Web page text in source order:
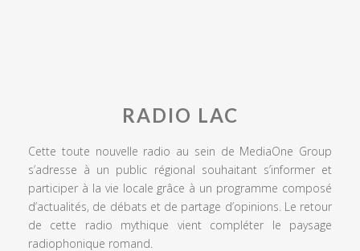
RADIO LAC
Cette toute nouvelle radio au sein de MediaOne Group
s’adresse à un public régional souhaitant s’informer et
participer à la vie locale grâce à un programme composé
d’actualités, de débats et de partage d’opinions. Le retour
de cette radio mythique vient compléter le paysage
radiophonique romand.